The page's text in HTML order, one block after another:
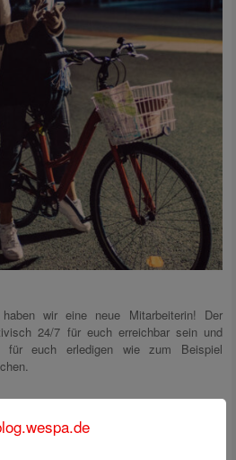
wir eine neue Mitarbeiterin! Der
24/7 für euch erreichbar sein und
für euch erledigen wie zum Beispiel